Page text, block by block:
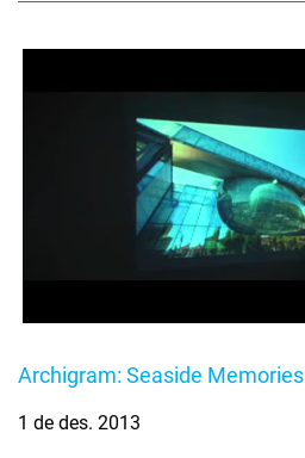
Archigram: Seaside Memories
1 de des. 2013